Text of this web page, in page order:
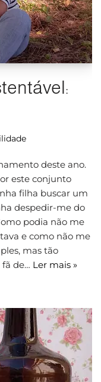
deste ano.
este conjunto
filha buscar um
despedir-me do
podia não me
e como não me
mas tão
de… Ler mais »